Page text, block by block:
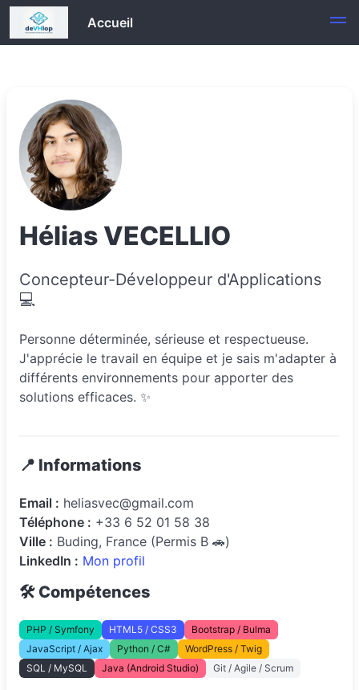
Accueil
Hélias VECELLIO
Concepteur-Développeur d'Applications
💻
Personne déterminée, sérieuse et respectueuse.
J'apprécie le travail en équipe et je sais m'adapter à
différents environnements pour apporter des
solutions efficaces. ✨
📍 Informations
Email : heliasvec@gmail.com
Téléphone : +33 6 52 01 58 38
Ville : Buding, France (Permis B 🚗)
LinkedIn : Mon profil
🛠️ Compétences
PHP / Symfony HTML5 / CSS3
Bootstrap / Bulma
JavaScript / Ajax
Python / C#
WordPress / Twig
SQL / MySQL
Java (Android Studio) Git / Agile / Scrum